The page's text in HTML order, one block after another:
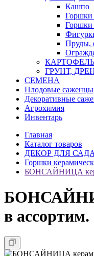
Кашпо
Горшки
Горшки
Пруды,
КАРТОФЕЛЬ
ГРУНТ,
СЕМЕНА
Плодовые саженцы
Декоративные
Агрохимия
Инвентарь
Главная
Каталог товаров
ДЕКОР ДЛЯ САДА
Горшки
БОНСАЙНИЦА
в ассортим.